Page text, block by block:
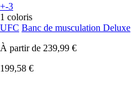
+-3
1 coloris
UFC Banc de musculation Deluxe
À partir de 239,99 €
199,58 €